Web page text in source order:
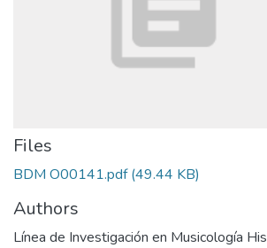
Files
BDM O00141.pdf(49.44 KB)
Authors
Línea de Investigación en Musicología